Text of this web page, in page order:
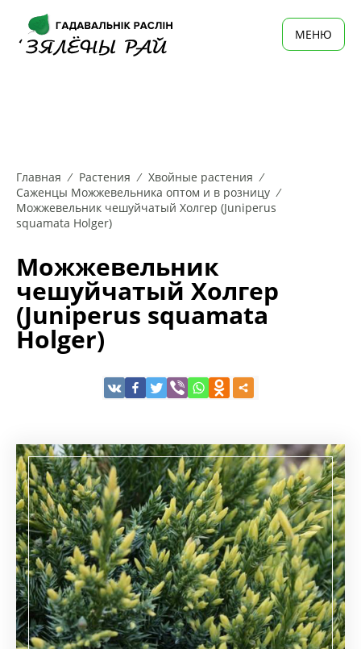
MЕНЮ
Главная Растения
Хвойные растения
Саженцы Можжевельника оптом и в розницу
Можжевельник чешуйчатый Холгер (Juniperus
squamata Holger)
Можжевельник
чешуйчатый Холгер
(Juniperus squamata
Holger)